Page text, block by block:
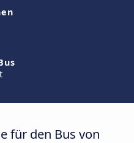
für den Bus von